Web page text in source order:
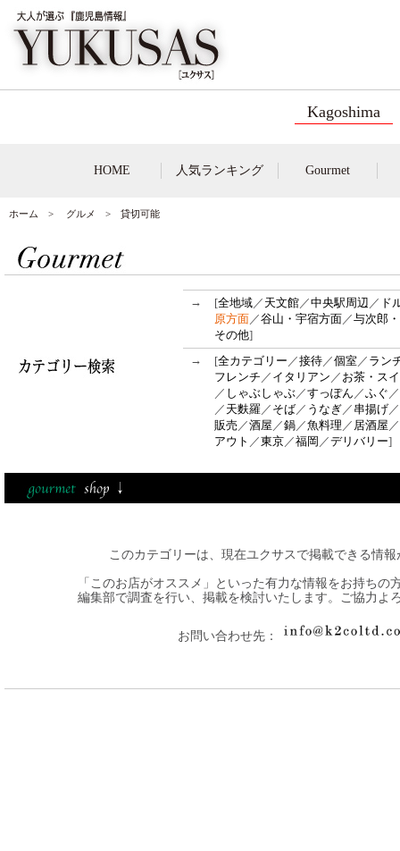
Kagoshima
HOME 人気ランキング Gourmet
ホーム > グルメ > 貸切可能
→ [全地域／ 天文館／中央駅周辺 ／ ド
原方面／谷山・宇宿方面／与次郎
その他]
→
[全カテゴリー ／接待／個室／ ラン
フレンチ ／ イタリアン ／ お茶・ス
／ しゃぶしゃぶ／すっぽん ／ふぐ ／
／ 天麩羅／ そば／ うなぎ／ 串揚げ／
販売 ／酒屋 ／鍋／魚料理 ／ 居酒屋 ／
アウト ／東京／福岡 ／デリバリー]
このカテゴリーは、現在ユクサスで掲載できる情
「このお店がオススメ」といった有力な情報をお持ちの
編集部で調査を行い、掲載を検討いたします。ご協力よ
お問い合わせ先：